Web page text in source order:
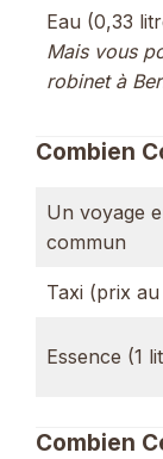
Eau (0,33
Mais vous
robinet à
Combien
Un voyage
commun
Taxi (prix
Essence (1
Combien